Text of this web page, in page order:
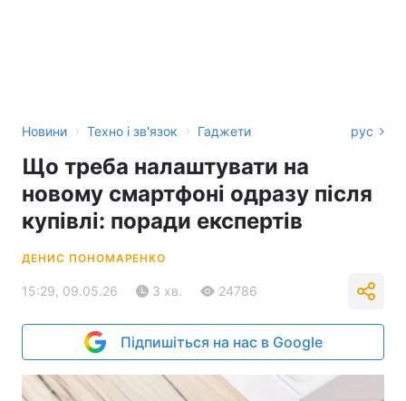
Новини › Техно і зв'язок › Гаджети рус
Що треба налаштувати на
новому смартфоні одразу після
купівлі: поради експертів
ДЕНИС ПОНОМАРЕНКО
15:29, 09.05.26 3 хв. 24786
Підпишіться на нас в Google